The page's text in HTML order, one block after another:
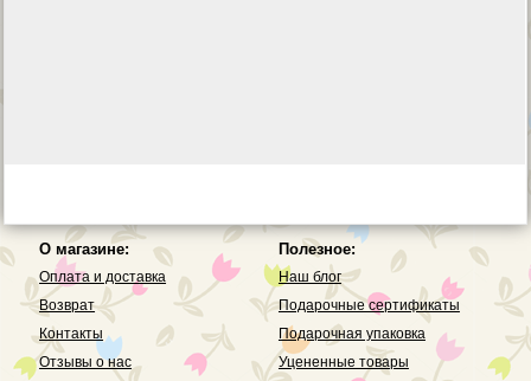
О магазине:
Оплата и доставка
Возврат
Контакты
Отзывы о нас
Полезное:
Наш блог
Подарочные сертификаты
Подарочная упаковка
Уцененные товары